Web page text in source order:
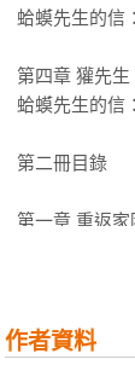
心比天高，往
他、教他珍
秋天來了，河
逃亡途中，又
蛤蟆先生的信
第四章 獾先生
蛤蟆先生的信
第二冊目錄
第一章 重返家
蛤蟆先生的信
作者資料